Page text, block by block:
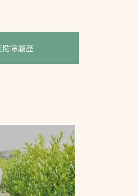
防除履歴